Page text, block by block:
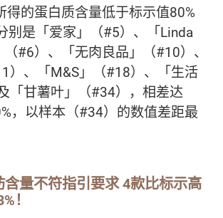
得的蛋白质含量低于标示值80%
别是「爱家」（#5）、「Linda
#6）、「无肉良品」（#10）、
）、「M&S」（#18）、「生活
「甘薯叶」（#34），相差达
，以样本（#34）的数值差距最
含量不符指引要求 4款比标示高
！